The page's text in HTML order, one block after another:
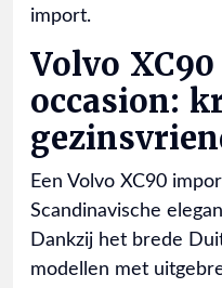
import.
Volvo
occasion:
Een Volvo XC90
Scandinavische
Dankzij het brede
modellen met